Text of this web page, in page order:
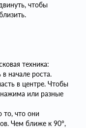
чтобы
техника:
начале роста.
в центре. Чтобы
или разные
то, что они
Чем ближе к 90°,